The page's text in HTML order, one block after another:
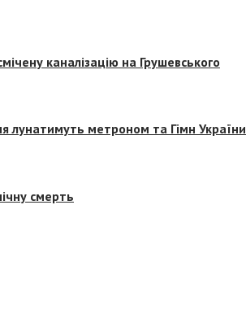
каналізацію на Грушевського
лунатимуть метроном та Гімн України
смерть